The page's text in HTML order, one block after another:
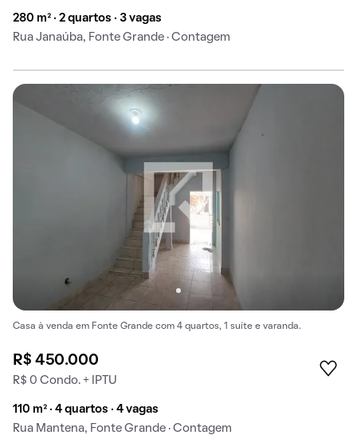
280 m² · 2 quartos · 3 vagas
Rua Janaúba, Fonte Grande · Contagem
Casa à venda em Fonte Grande com 4 quartos, 1 suíte e varanda.
R$ 450.000
R$ 0 Condo. + IPTU
110 m² · 4 quartos · 4 vagas
Rua Mantena, Fonte Grande · Contagem